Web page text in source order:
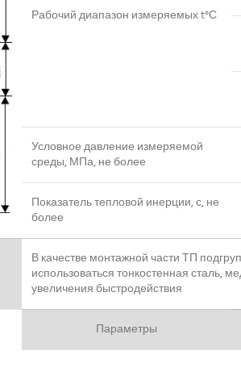
Рабочий диапазон измеряемых t°С
Условное давление измеряемой
среды, МПа, не более
Показатель тепловой инерции, с, не
более
В качестве монтажной части ТП
использоваться тонкостенная сталь,
увеличения быстродействия
Параметры